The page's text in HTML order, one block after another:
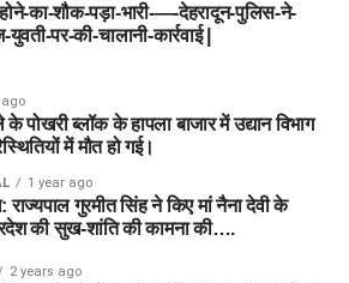
का-शौक-पड़ा-भारी-—-देहरादून-पुलिस-ने-
पर-की-चालानी-कार्रवाई |
ago
पोखरी ब्लॉक के हापला बाजार में उद्यान विभाग
में मौत हो गई।
1 year ago
राज्यपाल गुरमीत सिंह ने किए मां नैना देवी के
की सुख-शांति की कामना की….
2 years ago